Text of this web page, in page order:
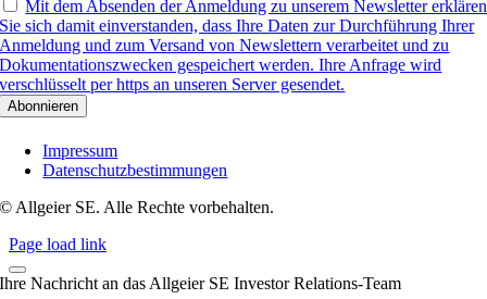
Mit dem Absenden der Anmeldung zu unserem Newsletter erklären
Sie sich damit einverstanden, dass Ihre Daten zur Durchführung Ihrer
Anmeldung und zum Versand von Newslettern verarbeitet und zu
Dokumentationszwecken gespeichert werden. Ihre Anfrage wird
verschlüsselt per https an unseren Server gesendet.
Impressum
Datenschutzbestimmungen
© Allgeier SE. Alle Rechte vorbehalten.
Page load link
Ihre Nachricht an das Allgeier SE Investor Relations-Team